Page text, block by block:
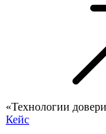
«Технологии
Кейс